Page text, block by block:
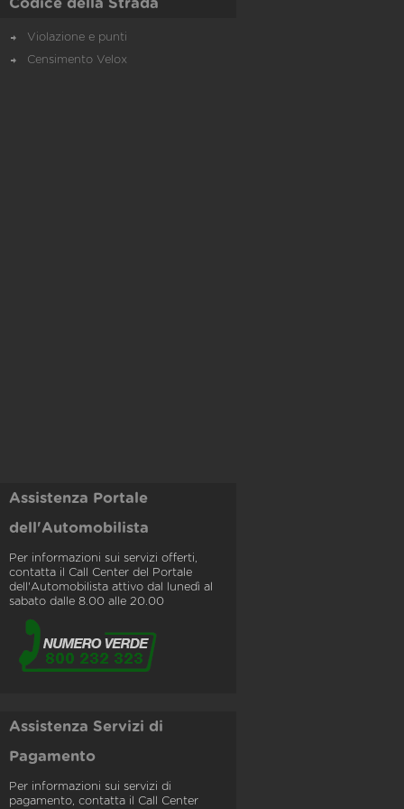
Codice della Strada
Violazione e punti
Censimento Velox
Assistenza Portale
dell'Automobilista
Per informazioni sui servizi offerti,
contatta il Call Center del Portale
dell'Automobilista attivo dal lunedì al
sabato dalle 8.00 alle 20.00
Assistenza Servizi di
Pagamento
Per informazioni sui servizi di
pagamento, contatta il Call Center